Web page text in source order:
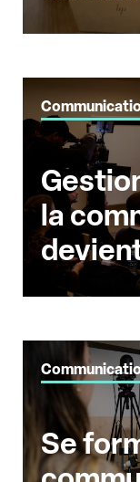
la
Se